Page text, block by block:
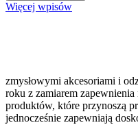
Więcej wpisów
zmysłowymi akcesoriami i
roku z zamiarem
produktów, które przynoszą
jednocześnie zapewniają